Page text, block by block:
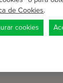
2022
de Cookies.
cookies